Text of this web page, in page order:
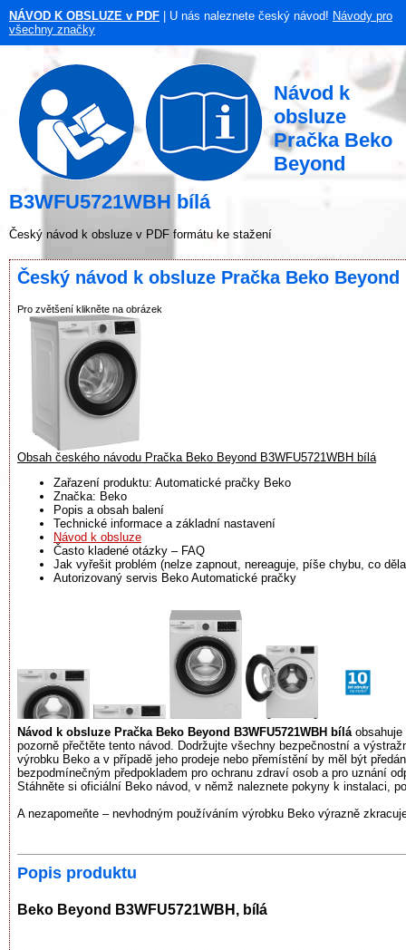
NÁVOD K OBSLUZE v PDF | U nás naleznete český návod! Návody pro
všechny značky
Návod k
obsluze
Pračka Beko
Beyond
B3WFU5721WBH bílá
Český návod k obsluze v PDF formátu ke stažení
Český návod k obsluze Pračka Beko Beyond
Pro zvětšení klikněte na obrázek
Obsah českého návodu Pračka Beko Beyond B3WFU5721WBH bílá
Zařazení produktu: Automatické pračky Beko
Značka: Beko
Popis a obsah balení
Technické informace a základní nastavení
Návod k obsluze
Často kladené otázky – FAQ
Jak vyřešit problém (nelze zapnout, nereaguje, píše chybu, co
Autorizovaný servis Beko Automatické pračky
Návod k obsluze Pračka Beko Beyond B3WFU5721WBH bíláobsahuje
pozorně přečtěte tento návod. Dodržujte všechny bezpečnostní a
výrobku Beko a v případě jeho prodeje nebo přemístění by měl být
bezpodmínečným předpokladem pro ochranu zdraví osob a pro uznání
Stáhněte si oficiální Beko návod, v němž naleznete pokyny k instalaci,
A nezapomeňte – nevhodným používáním výrobku Beko výrazně
Popis produktu
Beko Beyond B3WFU5721WBH, bílá